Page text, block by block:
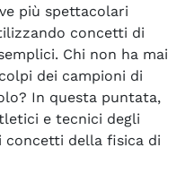
più spettacolari
concetti di
Chi non ha mai
dei campioni di
In questa puntata,
e tecnici degli
concetti della fisica di